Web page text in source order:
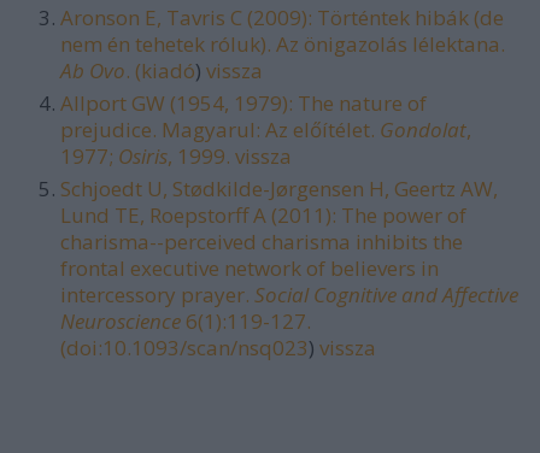
Aronson E, Tavris C (2009): Történtek hibák (de
nem én tehetek róluk). Az önigazolás lélektana.
Ab Ovo. (kiadó) vissza
Allport GW (1954, 1979): The nature of
prejudice. Magyarul: Az előítélet. Gondolat,
1977; Osiris, 1999. vissza
Schjoedt U, Stødkilde-Jørgensen H, Geertz AW,
Lund TE, Roepstorff A (2011): The power of
charisma--perceived charisma inhibits the
frontal executive network of believers in
intercessory prayer. Social Cognitive and Affective
Neuroscience 6(1):119-127.
(doi:10.1093/scan/nsq023) vissza